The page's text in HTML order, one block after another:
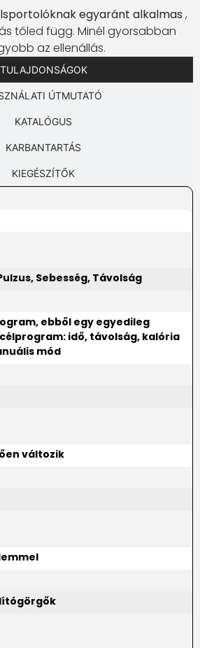
egyaránt alkalmas ,
tőled függ. Minél gyorsabban
az ellenállás.
TULAJDONSÁGOK
ÚTMUTATÓ
KATALÓGUS
KARBANTARTÁS
KIEGÉSZÍTŐK
Sebesség, Távolság
ebből egy egyedileg
idő, távolság, kalória
mód
változik